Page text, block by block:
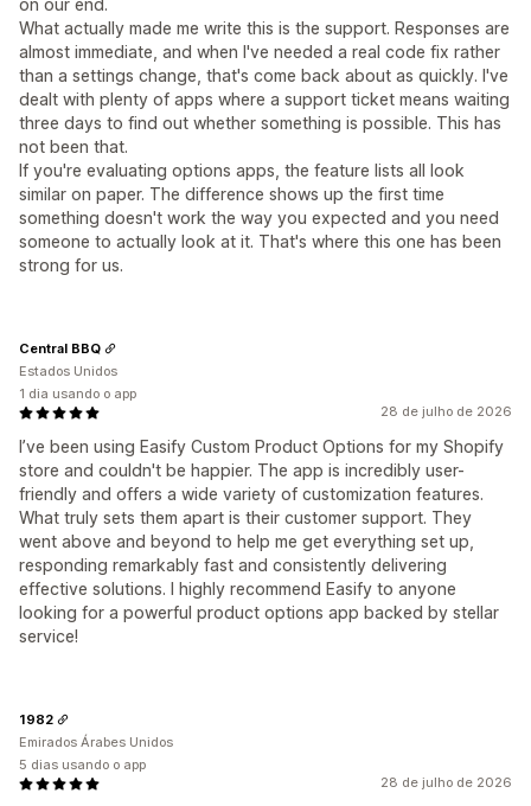
on our end.
What actually made me write this is the support. Responses are
almost immediate, and when I've needed a real code fix rather
than a settings change, that's come back about as quickly. I've
dealt with plenty of apps where a support ticket means waiting
three days to find out whether something is possible. This has
not been that.
If you're evaluating options apps, the feature lists all look
similar on paper. The difference shows up the first time
something doesn't work the way you expected and you need
someone to actually look at it. That's where this one has been
strong for us.
28 de julho de 2026
I’ve been using Easify Custom Product Options for my Shopify
store and couldn't be happier. The app is incredibly user-
friendly and offers a wide variety of customization features.
What truly sets them apart is their customer support. They
went above and beyond to help me get everything set up,
responding remarkably fast and consistently delivering
effective solutions. I highly recommend Easify to anyone
looking for a powerful product options app backed by stellar
service!
Central BBQ
Estados Unidos
1 dia usando o app
28 de julho de 2026
1982
Emirados Árabes Unidos
5 dias usando o app